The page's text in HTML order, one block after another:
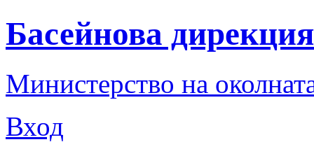
Басейнова
Министерство на
Вход